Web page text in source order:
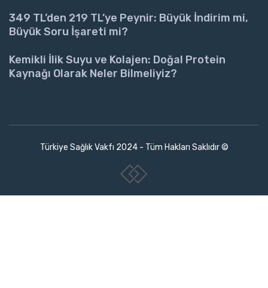
349 TL’den 219 TL’ye Peynir: Büyük İndirim mi,
Büyük Soru İşareti mi?
Kemikli İlik Suyu ve Kolajen: Doğal Protein
Kaynağı Olarak Neler Bilmeliyiz?
Türkiye Sağlık Vakfı 2024 - Tüm Hakları Saklıdır ©
www.collectivepeople.com.tr